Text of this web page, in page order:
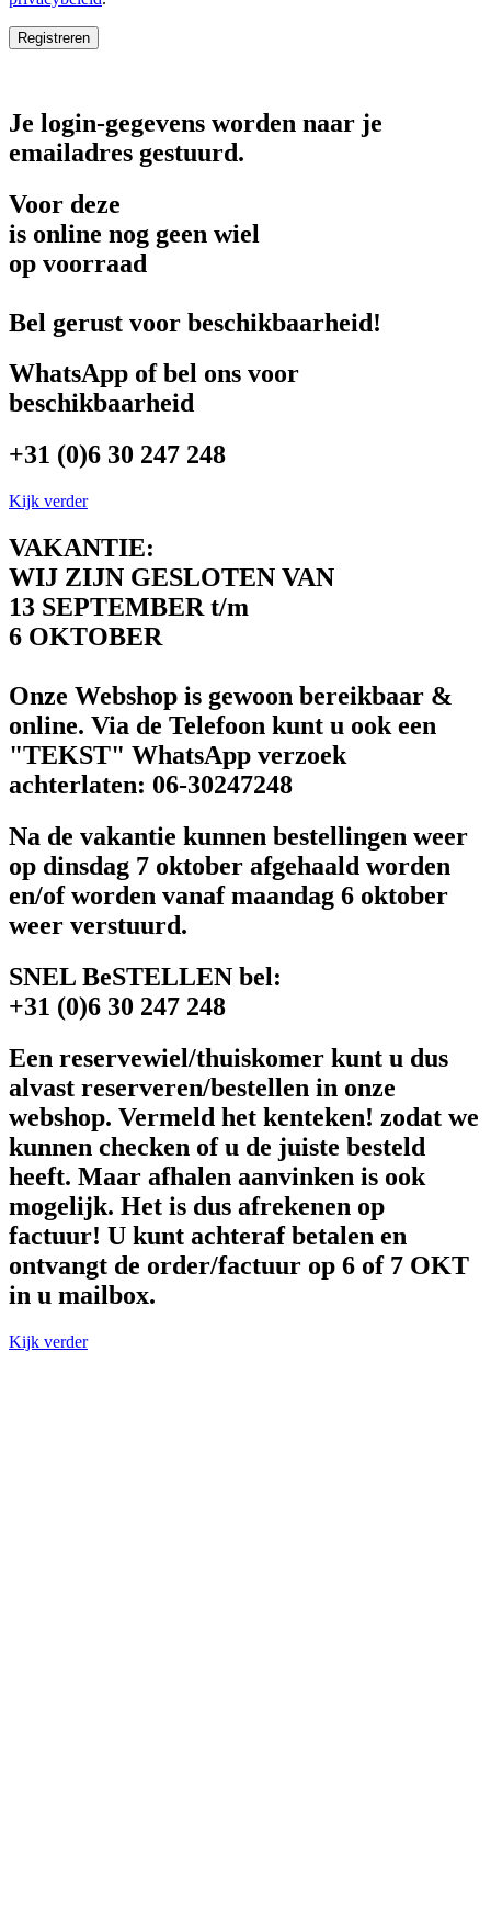
Registreren
Je login-gegevens worden naar je
emailadres gestuurd.
Voor deze
is online nog geen wiel
op voorraad
Bel gerust voor beschikbaarheid!
WhatsApp of bel ons voor
beschikbaarheid
+31 (0)6 30 247 248
Kijk verder
VAKANTIE:
WIJ ZIJN GESLOTEN VAN
13 SEPTEMBER t/m
6 OKTOBER
Onze Webshop is gewoon bereikbaar &
online. Via de Telefoon kunt u ook een
"TEKST" WhatsApp verzoek
achterlaten: 06-30247248
Na de vakantie kunnen bestellingen weer
op dinsdag 7 oktober afgehaald worden
en/of worden vanaf maandag 6 oktober
weer verstuurd.
SNEL BeSTELLEN bel:
+31 (0)6 30 247 248
Een reservewiel/thuiskomer kunt u dus
alvast reserveren/bestellen in onze
webshop. Vermeld het kenteken! zodat we
kunnen checken of u de juiste besteld
heeft. Maar afhalen aanvinken is ook
mogelijk. Het is dus afrekenen op
factuur! U kunt achteraf betalen en
ontvangt de order/factuur op 6 of 7 OKT
in u mailbox.
Kijk verder